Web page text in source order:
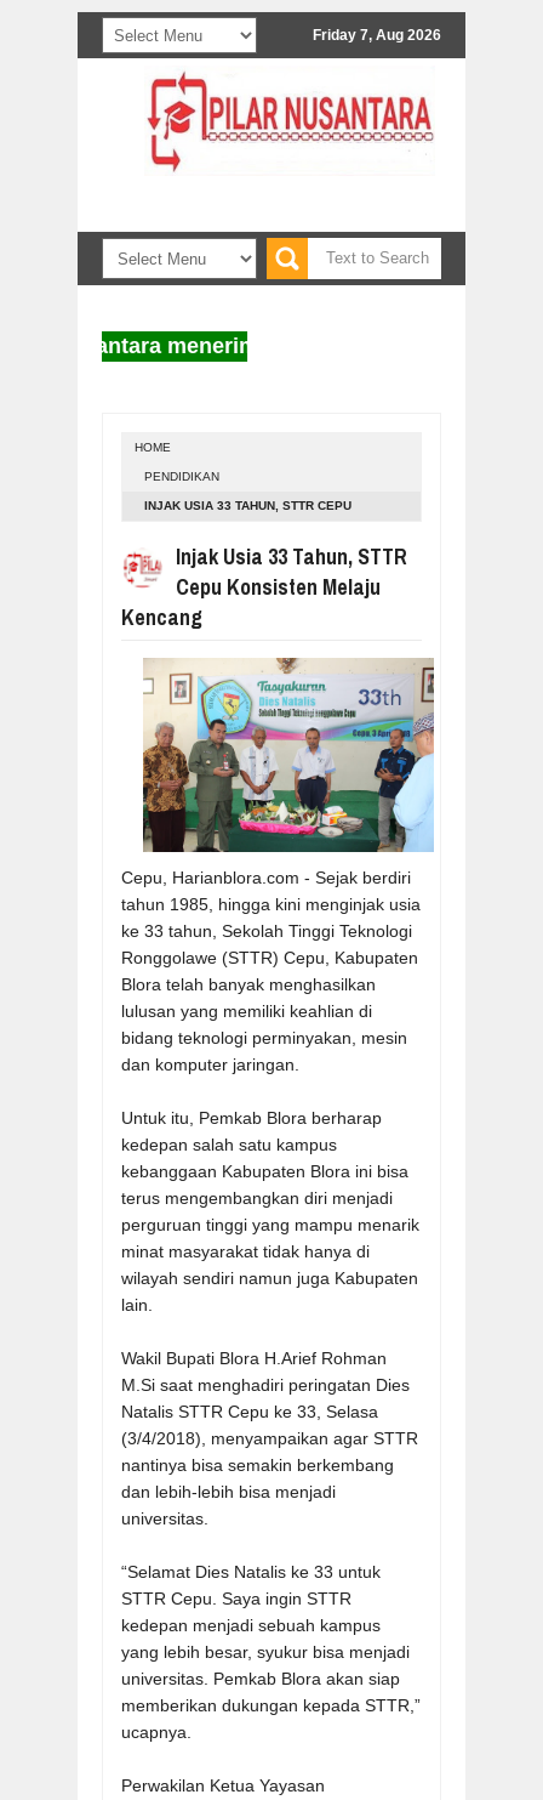
Friday 7, Aug 2026
Nusantara menerima naskah untuk diterbitkan.
HOME
PENDIDIKAN
INJAK USIA 33 TAHUN, STTR CEPU
Injak Usia 33 Tahun, STTR
Cepu Konsisten Melaju
Kencang
Cepu, Harianblora.com - Sejak berdiri
tahun 1985, hingga kini menginjak usia
ke 33 tahun, Sekolah Tinggi Teknologi
Ronggolawe (STTR) Cepu, Kabupaten
Blora telah banyak menghasilkan
lulusan yang memiliki keahlian di
bidang teknologi perminyakan, mesin
dan komputer jaringan.
Untuk itu, Pemkab Blora berharap
kedepan salah satu kampus
kebanggaan Kabupaten Blora ini bisa
terus mengembangkan diri menjadi
perguruan tinggi yang mampu menarik
minat masyarakat tidak hanya di
wilayah sendiri namun juga Kabupaten
lain.
Wakil Bupati Blora H.Arief Rohman
M.Si saat menghadiri peringatan Dies
Natalis STTR Cepu ke 33, Selasa
(3/4/2018), menyampaikan agar STTR
nantinya bisa semakin berkembang
dan lebih-lebih bisa menjadi
universitas.
“Selamat Dies Natalis ke 33 untuk
STTR Cepu. Saya ingin STTR
kedepan menjadi sebuah kampus
yang lebih besar, syukur bisa menjadi
universitas. Pemkab Blora akan siap
memberikan dukungan kepada STTR,”
ucapnya.
Perwakilan Ketua Yayasan